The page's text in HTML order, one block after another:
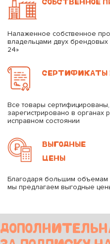
СОБСТВЕННОЕ
Налаженное собственное
владельцами двух брендовых
24»
СЕРТИФИКАТЫ
Все товары
зарегистрировано в органах
исправном состоянии
ВЫГОДНЫЕ
ЦЕНЫ
Благодаря большим объемам
мы предлагаем выгодные